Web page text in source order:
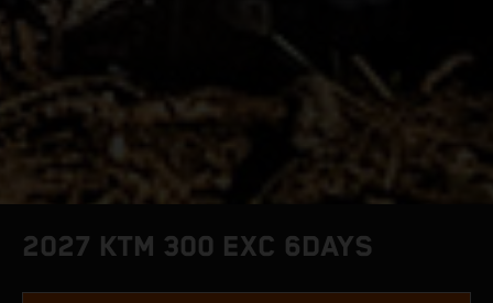
2027 KTM 300 EXC 6DAYS